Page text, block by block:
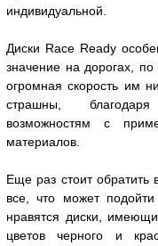
индивидуальной.
Диски Race Ready
значение на дорогах,
огромная скорость им
страшны,
возможностям с
материалов.
Еще раз стоит обратить
все, что может
нравятся диски,
цветов черного и